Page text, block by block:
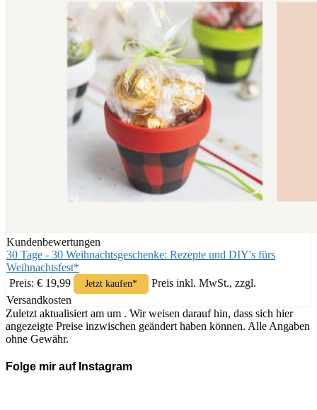
Kundenbewertungen
30 Tage - 30 Weihnachtsgeschenke: Rezepte und DIY's fürs
Weihnachtsfest*
Preis: € 19,99
Jetzt kaufen*
Preis inkl. MwSt., zzgl.
Versandkosten
Zuletzt aktualisiert am um . Wir weisen darauf hin, dass sich hier
angezeigte Preise inzwischen geändert haben können. Alle Angaben
ohne Gewähr.
Folge mir auf Instagram